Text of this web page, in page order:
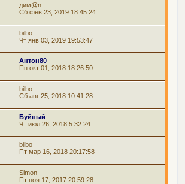
дим@n
Сб фев 23, 2019 18:45:24
bilbo
Чт янв 03, 2019 19:53:47
Антон80
Пн окт 01, 2018 18:26:50
bilbo
Сб авг 25, 2018 10:41:28
Буйный
Чт июл 26, 2018 5:32:24
bilbo
Пт мар 16, 2018 20:17:58
Simon
Пт ноя 17, 2017 20:59:28